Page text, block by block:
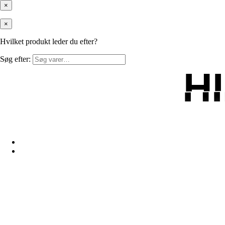
×
×
Hvilket produkt leder du efter?
Søg efter: